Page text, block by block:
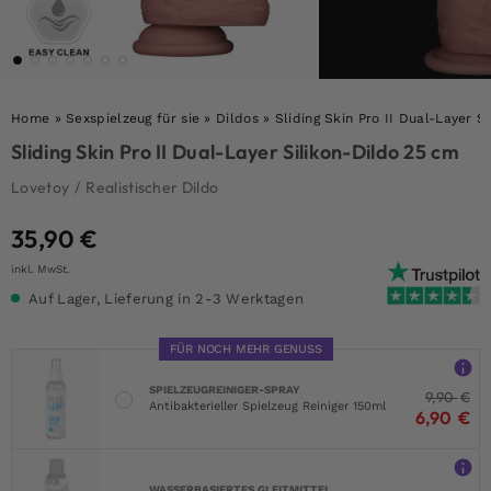
Home »Sexspielzeug für sie » Dildos» Sliding Skin Pro II Dual-Layer
Sliding Skin Pro II Dual-Layer Silikon-Dildo 25 cm
Lovetoy / Realistischer Dildo
35,90 €
inkl. MwSt.
Auf Lager, Lieferung in 2-3 Werktagen
FÜR NOCH MEHR GENUSS
SPIELZEUGREINIGER-SPRAY
Antibakterieller Spielzeug Reiniger 150ml
9,90€
6,90 €